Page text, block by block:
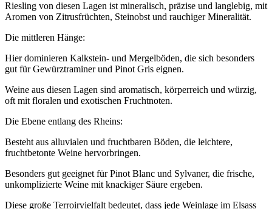
Riesling von diesen Lagen ist mineralisch, präzise und langlebig, mit
Aromen von Zitrusfrüchten, Steinobst und rauchiger Mineralität.
Die mittleren Hänge:
Hier dominieren Kalkstein- und Mergelböden, die sich besonders
gut für Gewürztraminer und Pinot Gris eignen.
Weine aus diesen Lagen sind aromatisch, körperreich und würzig,
oft mit floralen und exotischen Fruchtnoten.
Die Ebene entlang des Rheins:
Besteht aus alluvialen und fruchtbaren Böden, die leichtere,
fruchtbetonte Weine hervorbringen.
Besonders gut geeignet für Pinot Blanc und Sylvaner, die frische,
unkomplizierte Weine mit knackiger Säure ergeben.
Diese große Terroirvielfalt bedeutet, dass jede Weinlage im Elsass